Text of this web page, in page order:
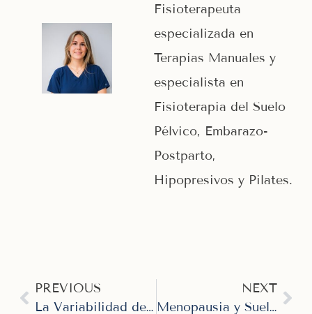
Fisioterapeuta
especializada en
Terapias Manuales y
especialista en
Fisioterapia del Suelo
Pélvico, Embarazo-
Postparto,
Hipopresivos y Pilates.
PREVIOUS
La Variabilidad de la Frecuencia Cardíaca (VFC): Una Herramienta Clave en Fisioterapia para Mejorar la Salud del Sistema Nervioso Autónomo
NEXT
Menopausia y Suelo Pélvico: los Cambios que No deberías ignorar